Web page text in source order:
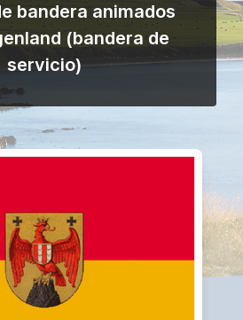
bandera animados
(bandera de
servicio)